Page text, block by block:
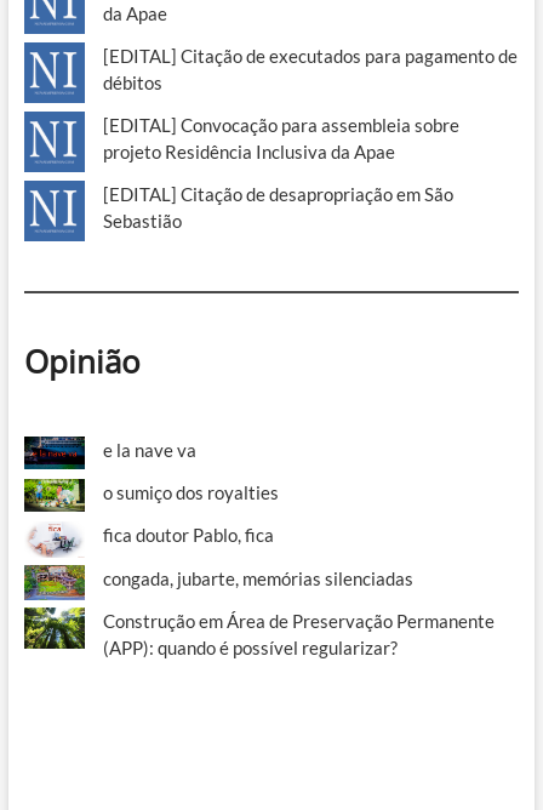
da Apae
[EDITAL] Citação de executados para pagamento de
débitos
[EDITAL] Convocação para assembleia sobre
projeto Residência Inclusiva da Apae
[EDITAL] Citação de desapropriação em São
Sebastião
Opinião
e la nave va
o sumiço dos royalties
fica doutor Pablo, fica
congada, jubarte, memórias silenciadas
Construção em Área de Preservação Permanente
(APP): quando é possível regularizar?